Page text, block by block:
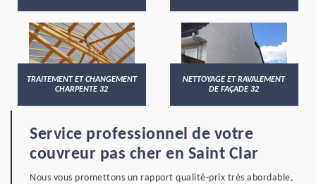
TRAITEMENT ET CHANGEMENT
CHARPENTE 32
NETTOYAGE ET RAVALEMENT
DE FAÇADE 32
Service professionnel de votre
couvreur pas cher en Saint Clar
Nous vous promettons un rapport qualité-prix très abordable,